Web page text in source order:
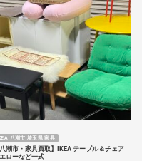
八潮市 埼玉県 家具
八潮市・家具買取】IKEA テーブル＆チェア
ローなど一式